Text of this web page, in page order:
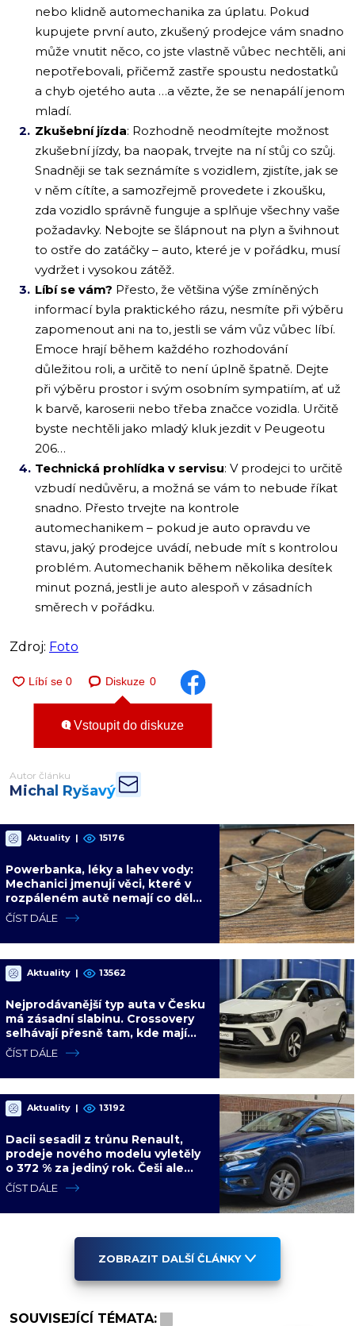
nebo klidně automechanika za úplatu. Pokud
kupujete první auto, zkušený prodejce vám snadno
může vnutit něco, co jste vlastně vůbec nechtěli, ani
nepotřebovali, přičemž zastře spoustu nedostatků
a chyb ojetého auta …a vězte, že se nenapálí jenom
mladí.
Zkušební jízda: Rozhodně neodmítejte možnost
zkušební jízdy, ba naopak, trvejte na ní stůj co szůj.
Snadněji se tak seznámíte s vozidlem, zjistíte, jak se
v něm cítíte, a samozřejmě provedete i zkoušku,
zda vozidlo správně funguje a splňuje všechny vaše
požadavky. Nebojte se šlápnout na plyn a švihnout
to ostře do zatáčky – auto, které je v pořádku, musí
vydržet i vysokou zátěž.
Líbí se vám? Přesto, že většina výše zmíněných
informací byla praktického rázu, nesmíte při výběru
zapomenout ani na to, jestli se vám vůz vůbec líbí.
Emoce hrají během každého rozhodování
důležitou roli, a určitě to není úplně špatně. Dejte
při výběru prostor i svým osobním sympatiím, ať už
k barvě, karoserii nebo třeba značce vozidla. Určitě
byste nechtěli jako mladý kluk jezdit v Peugeotu
206…
Technická prohlídka v servisu: V prodejci to určitě
vzbudí nedůvěru, a možná se vám to nebude říkat
snadno. Přesto trvejte na kontrole
automechanikem – pokud je auto opravdu ve
stavu, jaký prodejce uvádí, nebude mít s kontrolou
problém. Automechanik během několika desítek
minut pozná, jestli je auto alespoň v zásadních
směrech v pořádku.
Zdroj: Foto
Diskuze 0
Vstoupit do diskuze
Autor článku
Michal Ryšavý
Aktuality | 15176
Powerbanka, léky a lahev vody:
Mechanici jmenují věci, které v
rozpáleném autě nemají co dělat.
Hrozí i požár
ČÍST DÁLE
Aktuality | 13562
Nejprodávanější typ auta v Česku
má zásadní slabinu. Crossovery
selhávají přesně tam, kde mají
být nejsilnější
ČÍST DÁLE
Aktuality | 13192
Dacii sesadil z trůnu Renault,
prodeje nového modelu vyletěly
o 372 % za jediný rok. Češi ale
jedou svojí pohádku
ČÍST DÁLE
ZOBRAZIT DALŠÍ ČLÁNKY
SOUVISEJÍCÍ TÉMATA: